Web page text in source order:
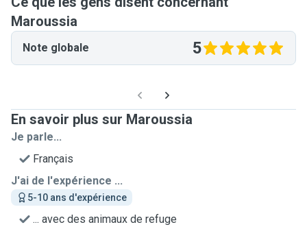
Maroussia
Note globale 5
En savoir plus sur Maroussia
Je parle...
Français
J'ai de l'expérience ...
5-10 ans d'expérience
... avec des animaux de refuge